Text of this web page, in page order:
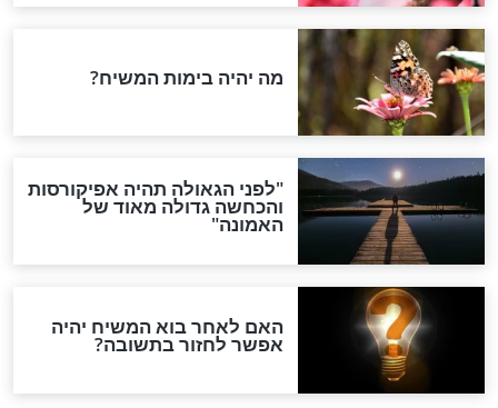
עושים
לפסח – ואיך לתקן
ובלי להתאמץ:
ע"י מוקד
ככה תגרש את כל המרור